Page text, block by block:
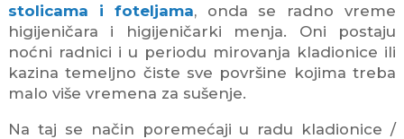
stolicama i foteljama, onda se radno vreme
higijeničara i higijeničarki menja. Oni postaju
noćni radnici i u periodu mirovanja kladionice ili
kazina temeljno čiste sve površine kojima treba
malo više vremena za sušenje.
Na taj se način poremećaji u radu kladionice /